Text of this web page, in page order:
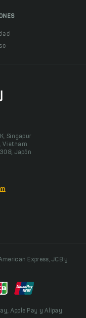
Singapur
Vietnam
Japón
Express, JCB y
Apple Pay y Alipay.